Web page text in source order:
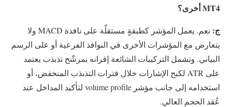
MT4 أخرى؟
ج:
نعم. يعمل المؤشر كطبقةٍ مستقلّة على نافذة MACD ولا
يتعارض مع المؤشرات الأخرى في النوافذ الفرعية أو على الرسم
البياني. وتشمل التركيبات الشائعة إقرانه بمرشّح تذبذب يعتمد
على ATR لكبح الإشارات خلال فترات التذبذب المنخفض، أو
استخدامه إلى جانب مؤشر volume profile لتأكيد المداخل عند
عُقد الحجم العالي.